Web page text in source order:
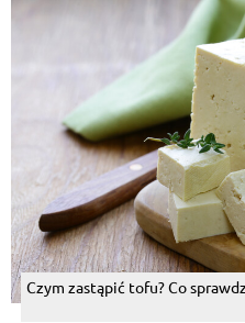
Czym zastąpić tofu? Co